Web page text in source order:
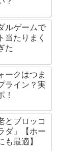
ルゲームで
当たりまく
た
ークはつま
ライン？実
！
とブロッコ
ダ」【ホー
も最適】